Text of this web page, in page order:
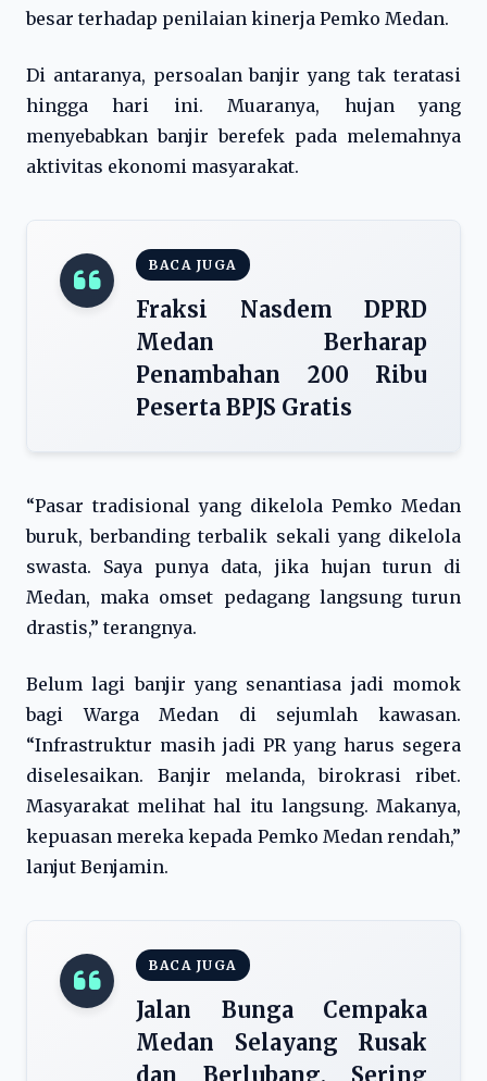
besar terhadap penilaian kinerja Pemko Medan.
Di antaranya, persoalan banjir yang tak teratasi
hingga hari ini. Muaranya, hujan yang
menyebabkan banjir berefek pada melemahnya
aktivitas ekonomi masyarakat.
BACA JUGA
Fraksi Nasdem DPRD
Medan Berharap
Penambahan 200 Ribu
Peserta BPJS Gratis
“Pasar tradisional yang dikelola Pemko Medan
buruk, berbanding terbalik sekali yang dikelola
swasta. Saya punya data, jika hujan turun di
Medan, maka omset pedagang langsung turun
drastis,” terangnya.
Belum lagi banjir yang senantiasa jadi momok
bagi Warga Medan di sejumlah kawasan.
“Infrastruktur masih jadi PR yang harus segera
diselesaikan. Banjir melanda, birokrasi ribet.
Masyarakat melihat hal itu langsung. Makanya,
kepuasan mereka kepada Pemko Medan rendah,”
lanjut Benjamin.
BACA JUGA
Jalan Bunga Cempaka
Medan Selayang Rusak
dan Berlubang, Sering